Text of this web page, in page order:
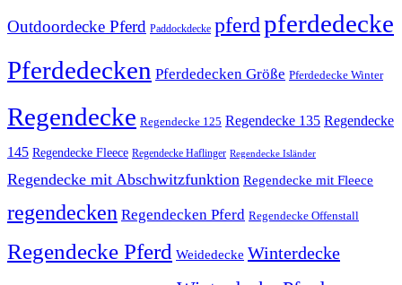
Outdoordecke Pferd Paddockdecke pferdpferdedecke
Pferdedecken Pferdedecken Größe Pferdedecke Winter
Regendecke Regendecke 125 Regendecke 135 Regendecke
145 Regendecke Fleece Regendecke Haflinger Regendecke Isländer
Regendecke mit Abschwitzfunktion Regendecke mit Fleece
regendecken Regendecken Pferd Regendecke Offenstall
Regendecke Pferd Weidedecke Winterdecke